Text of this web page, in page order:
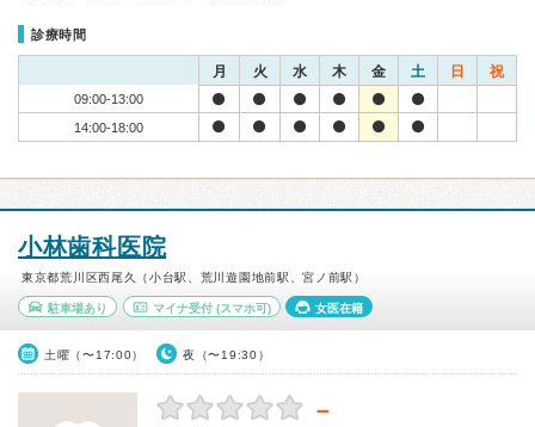
診療時間
月 火 水 木 金 土 日 祝
09:00-13:00
14:00-18:00
小林歯科医院
東京都荒川区西尾久（小台駅、荒川遊園地前駅、宮ノ前駅）
駐車場あり マイナ受付(スマホ可) 女医在籍
土曜（〜17:00） 夜（〜19:30）
－